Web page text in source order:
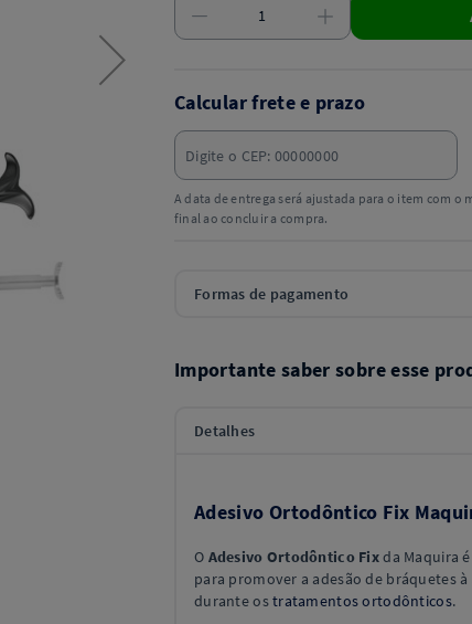
Calcular frete e prazo
A data de entrega será ajustada para o item com
final ao concluir a compra.
Formas de pagamento
Importante saber sobre esse
Detalhes
Adesivo Ortodôntico Fix
O Adesivo Ortodôntico Fixda Maquira
para promover a adesão de bráquetes
durante ostratamentos ortodônticos.